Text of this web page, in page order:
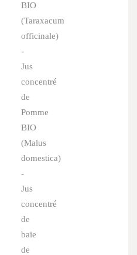
BIO
(Taraxacum
officinale)
-
Jus
concentré
de
Pomme
BIO
(Malus
domestica)
-
Jus
concentré
de
baie
de